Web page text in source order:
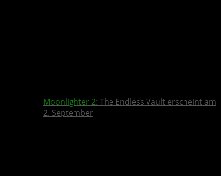
Moonlighter 2: The Endless Vault erscheint am
2. September